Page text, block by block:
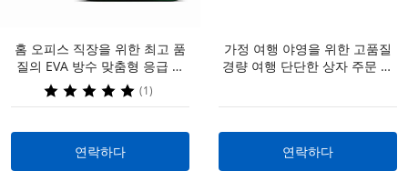
연락하다
홈 오피스 직장을 위한 최고 품
질의 EVA 방수 맞춤형 응급 처
치 키트 상자 | OEM 및 ODM
서비스, 낮은 MOQ
(1)
연락하다
연락하다
가정 여행 야영을 위한 고품질
경량 여행 단단한 상자 주문 생
연락하다